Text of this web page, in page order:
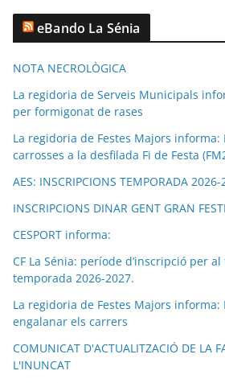
eBando La Sénia
NOTA NECROLÒGICA
La regidoria de Serveis Municipals
per formigonat de rases
La regidoria de Festes Majors
carrosses a la desfilada Fi de Festa
AES: INSCRIPCIONS TEMPORADA
INSCRIPCIONS DINAR GENT GRAN
CESPORT informa:
CF La Sénia: període d’inscripció per
temporada 2026-2027.
La regidoria de Festes Majors
engalanar els carrers
COMUNICAT D'ACTUALITZACIÓ DE LA
L'INUNCAT